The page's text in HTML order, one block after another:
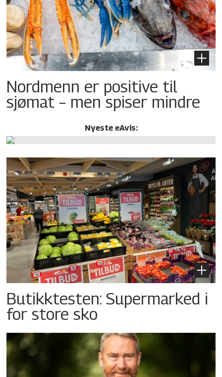
Nordmenn er positive til
sjømat – men spiser mindre
Nyeste eAvis:
Butikktesten: Supermarked i
for store sko